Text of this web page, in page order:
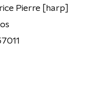
Pierre [harp]